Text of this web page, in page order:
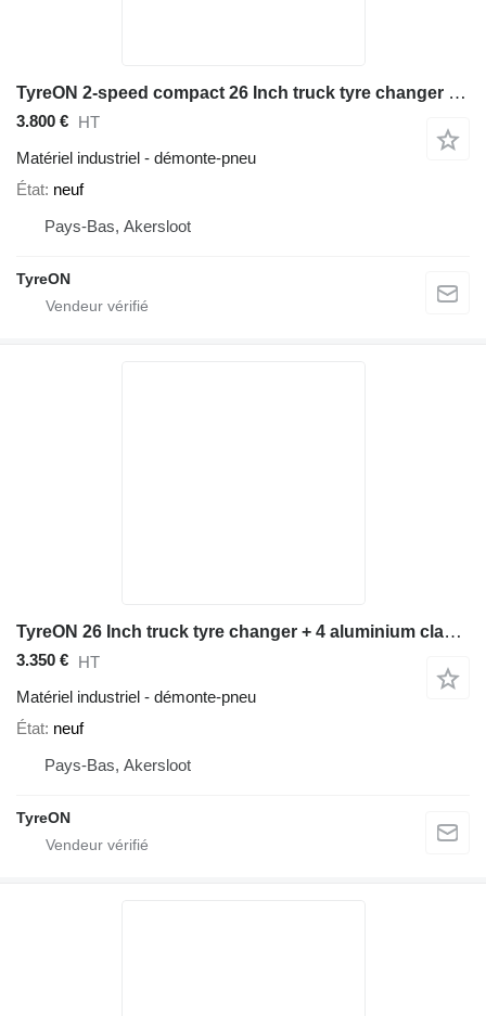
TyreON 2-speed compact 26 Inch truck tyre changer + 4 aluminium clampin
3.800 € HT
Matériel industriel - démonte-pneu
État neuf
Pays-Bas, Akersloot
TyreON
TyreON 26 Inch truck tyre changer + 4 aluminium clamping jaws for ALU t
3.350 € HT
Matériel industriel - démonte-pneu
État neuf
Pays-Bas, Akersloot
TyreON